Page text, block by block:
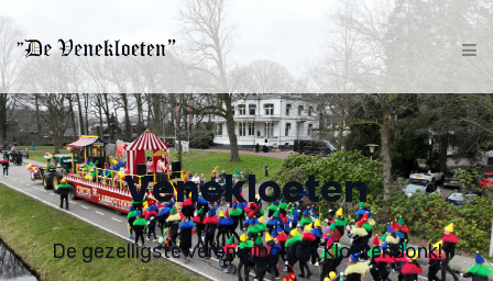
Venekloeten
De gezelligste vereniging van Kloetendonk!